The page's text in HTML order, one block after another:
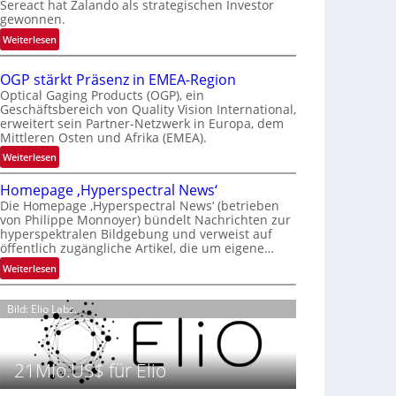
r
n
a
t
i
o
n
a
V
i
s
i
o
n
N
i
h
t
2
0
2
Sereact hat Zalando als strategischen Investor
gewonnen.
Weiterlesen:
Z
l
a
n
d
o
b
e
t
e
i
l
i
t
s
i
c
h
a
OGP stärkt Präsenz in EMEA-Region
Optical Gaging Products (OGP), ein
Geschäftsbereich von Quality Vision International,
erweitert sein Partner-Netzwerk in Europa, dem
Mittleren Osten und Afrika (EMEA).
Weiterlesen:
O
G
P
s
t
ä
r
t
P
r
ä
s
e
Homepage ‚Hyperspectral News‘
Die Homepage ‚Hyperspectral News‘ (betrieben
von Philippe Monnoyer) bündelt Nachrichten zur
hyperspektralen Bildgebung und verweist auf
öffentlich zugängliche Artikel, die um eigene…
Weiterlesen:
H
o
m
e
p
a
g
Bild: Elio Labs.
21Mio.US$ für Elio